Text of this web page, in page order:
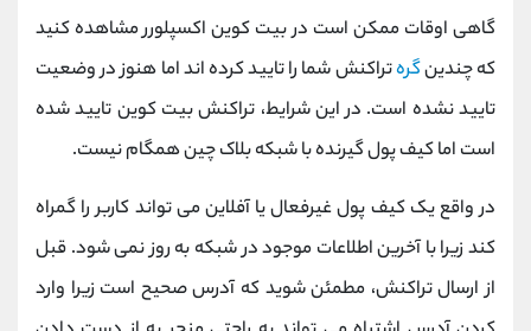
گاهی اوقات ممکن است در بیت کوین اکسپلورر مشاهده کنید
که چندینگرهتراکنش شما را تایید کرده اند اما هنوز در وضعیت
تایید نشده است. در این شرایط، تراکنش بیت کوین تایید شده
است اما کیف پول گیرنده با شبکه بلاک چین همگام نیست.
در واقع یک کیف پول غیرفعال یا آفلاین می تواند کاربر را گمراه
کند زیرا با آخرین اطلاعات موجود در شبکه به روز نمی شود. قبل
از ارسال تراکنش، مطمئن شوید که آدرس صحیح است زیرا وارد